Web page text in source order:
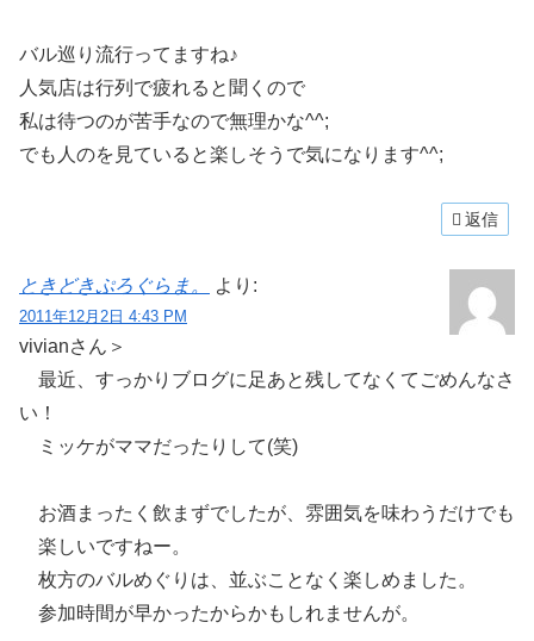
バル巡り流行ってますね♪
人気店は行列で疲れると聞くので
私は待つのが苦手なので無理かな^^;
でも人のを見ていると楽しそうで気になります^^;
返信
ときどきぷろぐらま。 より:
2011年12月2日 4:43 PM
vivianさん＞
最近、すっかりブログに足あと残してなくてごめんなさ
い！
ミッケがママだったりして(笑)
お酒まったく飲まずでしたが、雰囲気を味わうだけでも
楽しいですねー。
枚方のバルめぐりは、並ぶことなく楽しめました。
参加時間が早かったからかもしれませんが。